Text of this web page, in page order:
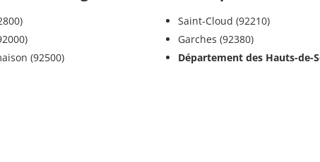
(92500)
Saint-Cloud (92210)
Garches (92380)
Département des Hauts-de-